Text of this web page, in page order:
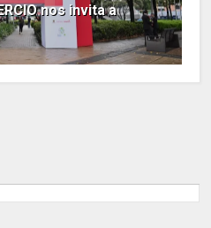
nos invita a